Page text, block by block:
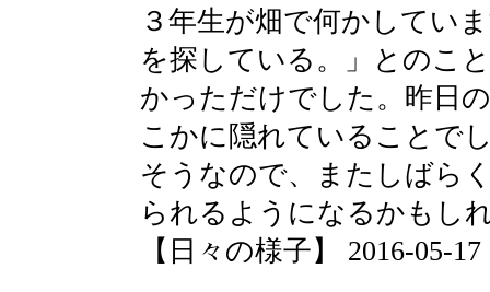
３年生が畑で何かしてい
を探している。」とのこ
かっただけでした。昨日
こかに隠れていることで
そうなので、またしばら
られるようになるかもし
【日々の様子】 2016-05-